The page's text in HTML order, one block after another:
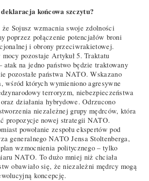
końcowa szczytu?
Sojusz wzmacnia swoje zdolności
poprzez połączenie potencjałów broni
i obrony przeciwrakietowej.
pozostaje Artykuł 5. Traktatu
atak na jedno państwo będzie traktowany
pozostałe państwa NATO. Wskazano
wśród których wymieniono agresywne
terroryzm, niebezpieczeństwa
działania hybrydowe. Odrzucono
niezależnej grupy mędrców, która
propozycje nowej strategii NATO.
powołanie zespołu ekspertów pod
generalnego NATO Jensa Stoltenberga,
wzmocnienia politycznego – tylko
NATO. To dużo mniej niż chciała
obawiało się, że niezależni mędrcy mogą
koncepcję.